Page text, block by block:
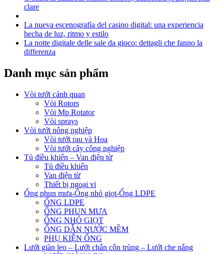
clare
La nueva escenografía del casino digital: una experiencia
hecha de luz, ritmo y estilo
La notte digitale delle sale da gioco: dettagli che fanno la
differenza
Danh mục sản phẩm
Vòi tưới cảnh quan
Vòi Rotors
Vòi Mp Rotator
Vòi sprays
Vòi tưới nông nghiệp
Vòi tưới rau và Hoa
Vòi tưới cây công nghiệp
Tủ điều khiển – Van điện từ
Tủ điều khiển
Van điện từ
Thiết bị ngoại vi
Ống phun mưa-Ống nhỏ giọt-Ống LDPE
ỐNG LDPE
ỐNG PHUN MƯA
ỐNG NHỎ GIỌT
ỐNG DẪN NƯỚC MỀM
PHỤ KIỆN ỐNG
Lưới giàn leo – Lưới chắn côn trùng – Lưới che nắng